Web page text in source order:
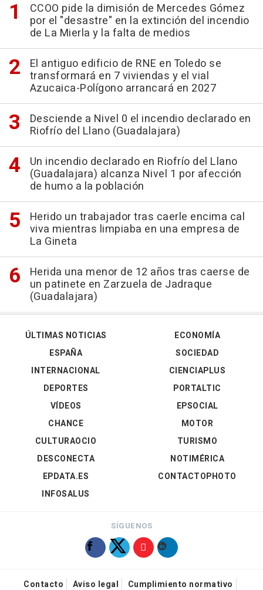
CCOO pide la dimisión de Mercedes Gómez
por el "desastre" en la extinción del incendio
de La Mierla y la falta de medios
El antiguo edificio de RNE en Toledo se
transformará en 7 viviendas y el vial
Azucaica-Polígono arrancará en 2027
Desciende a Nivel 0 el incendio declarado en
Riofrío del Llano (Guadalajara)
Un incendio declarado en Riofrío del Llano
(Guadalajara) alcanza Nivel 1 por afección
de humo a la población
Herido un trabajador tras caerle encima cal
viva mientras limpiaba en una empresa de
La Gineta
Herida una menor de 12 años tras caerse de
un patinete en Zarzuela de Jadraque
(Guadalajara)
ÚLTIMAS NOTICIAS
ESPAÑA
INTERNACIONAL
DEPORTES
VÍDEOS
ECONOMÍA
SOCIEDAD
CIENCIAPLUS
PORTALTIC
EPSOCIAL
CHANCE
CULTURAOCIO
DESCONECTA
EPDATA.ES
INFOSALUS
MOTOR
TURISMO
NOTIMÉRICA
CONTACTOPHOTO
SÍGUENOS
Contacto Aviso legal Cumplimiento normativo